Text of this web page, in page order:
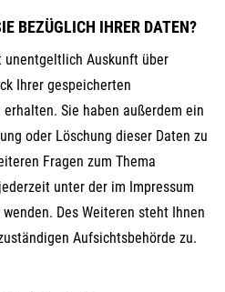
BEZÜGLICH IHRER DATEN?
unentgeltlich Auskunft über
Ihrer gespeicherten
Sie haben außerdem ein
oder Löschung dieser Daten zu
Fragen zum Thema
unter der im Impressum
Des Weiteren steht Ihnen
Aufsichtsbehörde zu.